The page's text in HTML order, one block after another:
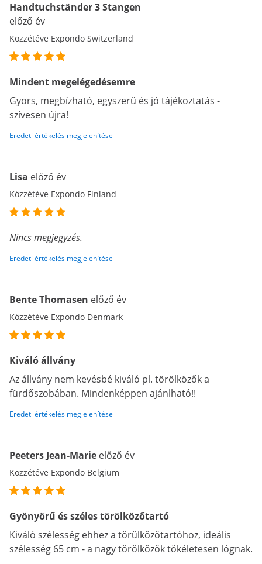
Handtuchständer 3 Stangen
előző év
Közzétéve Expondo Switzerland
Mindent megelégedésemre
Gyors, megbízható, egyszerű és jó tájékoztatás -
szívesen újra!
Eredeti értékelés megjelenítése
Lisa előző év
Közzétéve Expondo Finland
Nincs megjegyzés.
Eredeti értékelés megjelenítése
Bente Thomasen előző év
Közzétéve Expondo Denmark
Kiváló állvány
Az állvány nem kevésbé kiváló pl. törölközők a
fürdőszobában. Mindenképpen ajánlható!!
Eredeti értékelés megjelenítése
Peeters Jean-Marie előző év
Közzétéve Expondo Belgium
Gyönyörű és széles törölközőtartó
Kiváló szélesség ehhez a törülközőtartóhoz, ideális
szélesség 65 cm - a nagy törölközők tökéletesen lógnak.